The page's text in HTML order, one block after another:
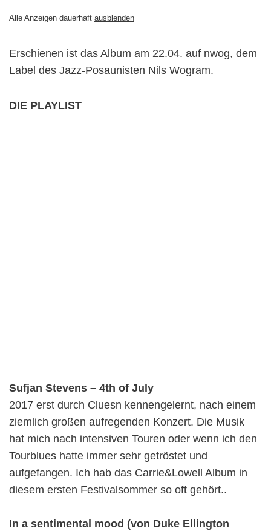
Alle Anzeigen dauerhaft ausblenden
Erschienen ist das Album am 22.04. auf nwog, dem
Label des Jazz-Posaunisten Nils Wogram.
DIE PLAYLIST
Sufjan Stevens – 4th of July
2017 erst durch Cluesn kennengelernt, nach einem
ziemlich großen aufregenden Konzert. Die Musik
hat mich nach intensiven Touren oder wenn ich den
Tourblues hatte immer sehr getröstet und
aufgefangen. Ich hab das Carrie&Lowell Album in
diesem ersten Festivalsommer so oft gehört..
In a sentimental mood (von Duke Ellington